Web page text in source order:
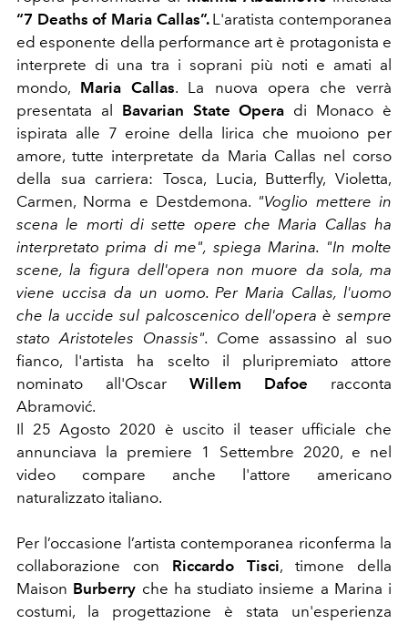
“7 Deaths of Maria Callas”. L'aratista contemporanea
ed esponente della performance art è protagonista e
interprete di una tra i soprani più noti e amati al
mondo, Maria Callas. La nuova opera che verrà
presentata al Bavarian State Opera di Monaco è
ispirata alle 7 eroine della lirica che muoiono per
amore, tutte interpretate da Maria Callas nel corso
della sua carriera: Tosca, Lucia, Butterfly, Violetta,
Carmen, Norma e Destdemona. "Voglio mettere in
scena le morti di sette opere che Maria Callas ha
interpretato prima di me", spiega Marina. "In molte
scene, la figura dell'opera non muore da sola, ma
viene uccisa da un uomo. Per Maria Callas, l'uomo
che la uccide sul palcoscenico dell'opera è sempre
stato Aristoteles Onassis". Come assassino al suo
fianco, l'artista ha scelto il pluripremiato attore
nominato all'Oscar Willem Dafoe racconta
Abramović.
Il 25 Agosto 2020 è uscito il teaser ufficiale che
annunciava la premiere 1 Settembre 2020, e nel
video compare anche l'attore americano
naturalizzato italiano.
Per l’occasione l’artista contemporanea riconferma la
collaborazione con Riccardo Tisci, timone della
Maison Burberry che ha studiato insieme a Marina i
costumi, la progettazione è stata un'esperienza